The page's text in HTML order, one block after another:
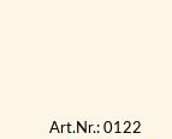
Art.Nr.: 0122